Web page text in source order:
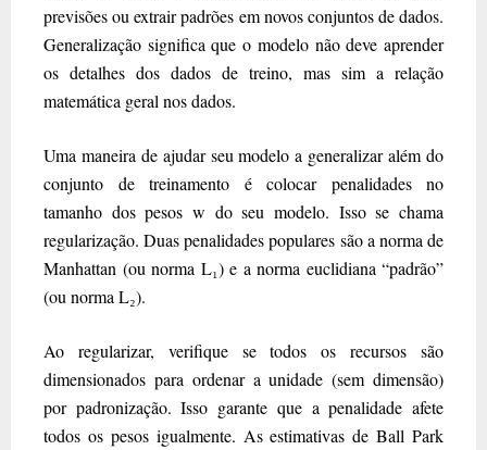
previsões ou extrair padrões em novos conjuntos de dados.
Generalização significa que o modelo não deve aprender
os detalhes dos dados de treino, mas sim a relação
matemática geral nos dados.
Uma maneira de ajudar seu modelo a generalizar além do
conjunto de treinamento é colocar penalidades no
tamanho dos pesos w do seu modelo. Isso se chama
regularização. Duas penalidades populares são a norma de
Manhattan (ou norma L₁) e a norma euclidiana “padrão”
(ou norma L₂).
Ao regularizar, verifique se todos os recursos são
dimensionados para ordenar a unidade (sem dimensão)
por padronização. Isso garante que a penalidade afete
todos os pesos igualmente. As estimativas de Ball Park